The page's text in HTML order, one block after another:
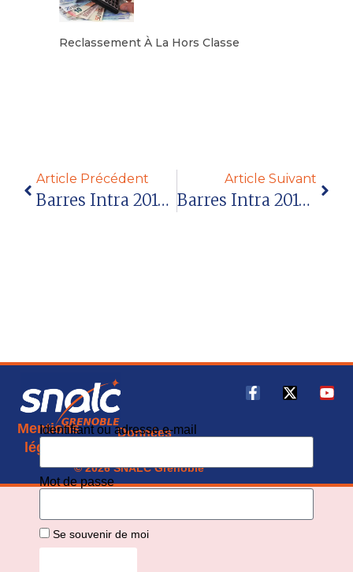
Reclassement À La Hors Classe
Article Précédent
Barres Intra 2016 (article Réservé Aux Adhérents)
Article Suivant
Barres Intra 2014 (article Réservé Aux Adhérents)
Mentions
légales
Données
© 2026 SNALC Grenoble
Identifiant ou adresse e-mail
Mot de passe
Se souvenir de moi